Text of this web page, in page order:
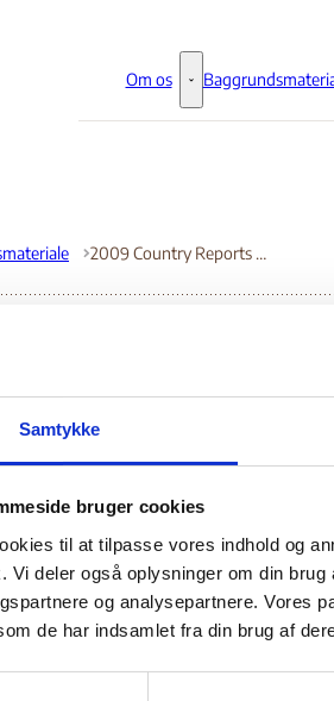
Samtykke
bruger cookies
til at tilpasse vores indhold og
Vi deler også oplysninger om din
og analysepartnere. Vores
de har indsamlet fra din brug af
Om os Om os - Flere links
2009 Country Reports on Human Rights Practices - Liberia
2009
Human
Liberia
11.03.2010 Bilag 12 (1)US
Download